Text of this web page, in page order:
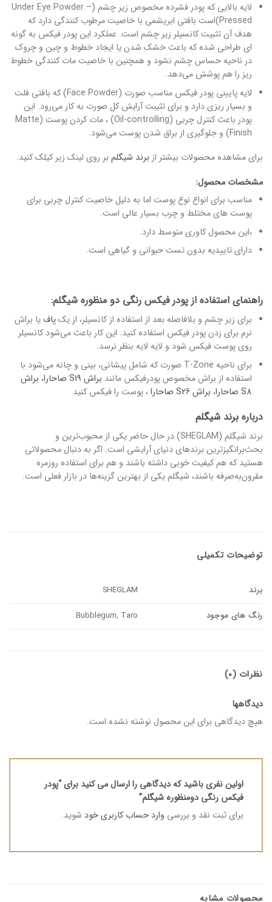
لایه بالایی که پودر فشرده مخصوص زیر چشم (Under Eye Powder –
Pressed)است بافتی ابریشمی با خاصیت مرطوب کنندگی دارد که
هدف آن تثبیت کانسیلر زیر چشم است. عملکرد این پودر فیکس به گونه
ای طراحی شده که باعث خشک شدن یا ایجاد خطوط و چین و چروک
در ناحیه حساس چشم نشود و همچنین با خاصیت مات کنندگی خطوط
ریز را هم پوشش می‌دهد.
لایه پایینی پودر فیکس مناسب صورت (Face Powder) که بافتی فلت
و بسیار ریزی دارد و برای تثیبت آرایش کل صورت به کار می‌رود. این
پودر باعث کنترل چربی (Oil-controlling) ، مات کردن پوست (Matte
Finish) و جلوگیری از براق شدن پوست می‌شود.
برای مشاهده محصولات بیشتر از برند شیگلم بر روی لینک زیر کیلک کنید.
مشخصات محصول:
مناسب برای انواع نوع پوست اما به دلیل خاصیت کنترل چربی برای
پوست های مختلط و چرب بسیار عالی است.
،این محصول کاوری متوسط دارد.
دارای تاییدیه بدون تست حیوانی و گیاهی است.
راهنمای استفاده از پودر فیکس رنگی دو منظوره شیگلم:
برای زیر چشم و بلافاصله بعد از استفاده از کانسیلر، از یکپافیا براش
نرم برای زدن پودر فیکس استفاده کنید. این کار باعث می‌شود کانسیلر
روی پوست فیکس شود و لایه لایه بنظر نرسد.
برای ناحیه T-Zone صورت که شامل پیشانی، بینی و چانه می‌شود با
استفاده از براش مخصوص پودرفیکس مانند براش S19 صاحارا ، براش
S8 صاحارا
، براش S26 صاحارا ، پوست را فیکس کنید
درباره برند شیگلم
برند شیگلم (SHEGLAM) در حال حاضر یکی از محبوب‌ترین و
بحث‌برانگیزترین برندهای دنیای آرایشی است. اگر به دنبال محصولاتی
هستید که هم کیفیت خوبی داشته باشند و هم برای استفاده روزمره
مقرون‌به‌صرفه باشند، شیگلم یکی از بهترین گزینه‌ها در بازار فعلی است.
توضیحات تکمیلی
برند SHEGLAM
رنگ های موجود Bubblegum, Taro
نظرات (0)
دیدگاهها
هیچ دیدگاهی برای این محصول نوشته نشده است.
اولین نفری باشید که دیدگاهی را ارسال می کنید برای “پودر
فیکس رنگی دومنظوره شیگلم”
برای ثبت نقد و بررسی وارد حساب کاربری خود شوید.
محصولات مشابه